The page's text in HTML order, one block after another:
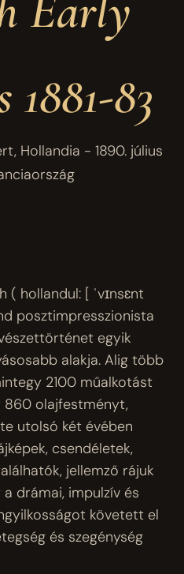
83
Hollandia - 1890. július
hollandul: [ ˈvɪnsɛnt
posztimpresszionista
egyik
alakja. Alig több
2100 műalkotást
860 olajfestményt,
utolsó két évében
csendéletek,
jellemző rájuk
drámai, impulzív és
követett el
és szegénység